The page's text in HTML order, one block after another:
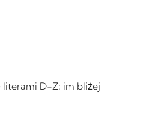
literami D-Z; im bliżej